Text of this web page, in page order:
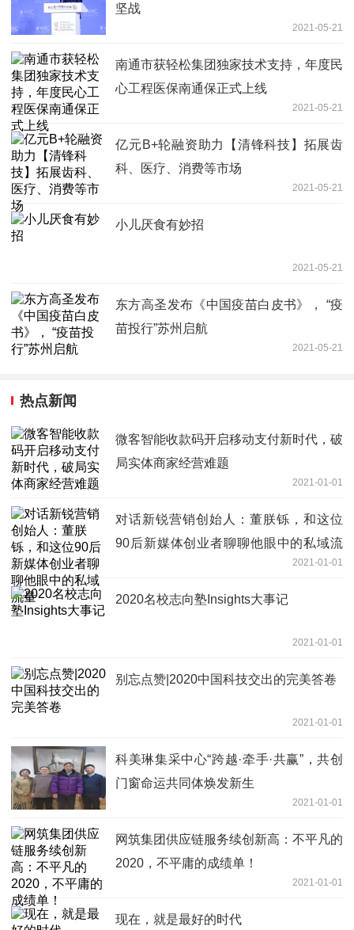
坚战
2021-05-21
南通市获轻松集团独家技术支持，年度民
心工程医保南通保正式上线
2021-05-21
亿元B+轮融资助力【清锋科技】拓展齿
科、医疗、消费等市场
2021-05-21
小儿厌食有妙招
2021-05-21
东方高圣发布《中国疫苗白皮书》， “疫
苗投行”苏州启航
2021-05-21
热点新闻
微客智能收款码开启移动支付新时代，破
局实体商家经营难题
2021-01-01
对话新锐营销创始人：董朕铄，和这位
90后新媒体创业者聊聊他眼中的私域流
2021-01-01
2020名校志向塾Insights大事记
2021-01-01
别忘点赞|2020中国科技交出的完美答卷
2021-01-01
科美琳集采中心“跨越·牵手·共赢”，共创
门窗命运共同体焕发新生
2021-01-01
网筑集团供应链服务续创新高：不平凡的
2020，不平庸的成绩单！
2021-01-01
现在，就是最好的时代